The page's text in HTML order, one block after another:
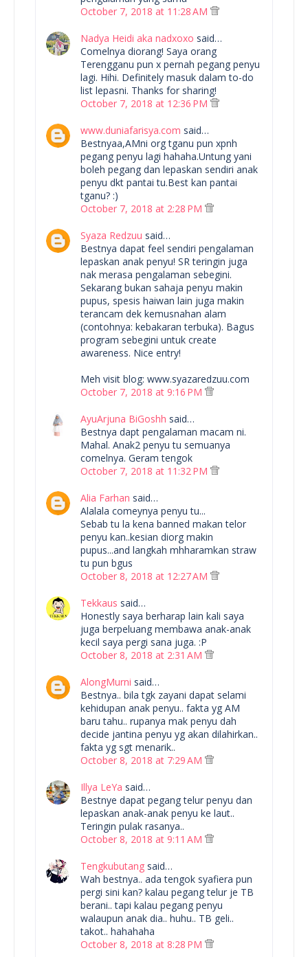
October 7, 2018 at 11:28 AM
Nadya Heidi aka nadxoxo said…
Comelnya diorang! Saya orang
Terengganu pun x pernah pegang penyu
lagi. Hihi. Definitely masuk dalam to-do
list lepasni. Thanks for sharing!
October 7, 2018 at 12:36 PM
www.duniafarisya.com said…
Bestnyaa,AMni org tganu pun xpnh
pegang penyu lagi hahaha.Untung yani
boleh pegang dan lepaskan sendiri anak
penyu dkt pantai tu.Best kan pantai
tganu? :)
October 7, 2018 at 2:28 PM
Syaza Redzuu said…
Bestnya dapat feel sendiri pengalaman
lepaskan anak penyu! SR teringin juga
nak merasa pengalaman sebegini.
Sekarang bukan sahaja penyu makin
pupus, spesis haiwan lain juga makin
terancam dek kemusnahan alam
(contohnya: kebakaran terbuka). Bagus
program sebegini untuk create
awareness. Nice entry!
Meh visit blog: www.syazaredzuu.com
October 7, 2018 at 9:16 PM
AyuArjuna BiGoshh said…
Bestnya dapt pengalaman macam ni.
Mahal. Anak2 penyu tu semuanya
comelnya. Geram tengok
October 7, 2018 at 11:32 PM
Alia Farhan said…
Alalala comeynya penyu tu...
Sebab tu la kena banned makan telor
penyu kan..kesian diorg makin
pupus...and langkah mhharamkan straw
tu pun bgus
October 8, 2018 at 12:27 AM
Tekkaus said…
Honestly saya berharap lain kali saya
juga berpeluang membawa anak-anak
kecil saya pergi sana juga. :P
October 8, 2018 at 2:31 AM
AlongMurni said…
Bestnya.. bila tgk zayani dapat selami
kehidupan anak penyu.. fakta yg AM
baru tahu.. rupanya mak penyu dah
decide jantina penyu yg akan dilahirkan..
fakta yg sgt menarik..
October 8, 2018 at 7:29 AM
Illya LeYa said…
Bestnye dapat pegang telur penyu dan
lepaskan anak-anak penyu ke laut..
Teringin pulak rasanya..
October 8, 2018 at 9:11 AM
Tengkubutang said…
Wah bestnya.. ada tengok syafiera pun
pergi sini kan? kalau pegang telur je TB
berani.. tapi kalau pegang penyu
walaupun anak dia.. huhu.. TB geli..
takot.. hahahaha
October 8, 2018 at 8:28 PM